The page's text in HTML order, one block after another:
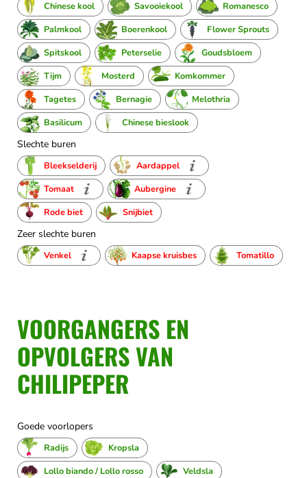
Chinese kool Savooiekool
Romanesco
Palmkool
Boerenkool
Flower Sprouts
Spitskool
Peterselie
Goudsbloem
Tijm
Mosterd
Komkommer
Tagetes
Bernagie
Melothria
Basilicum
Chinese bieslook
Slechte buren
Bleekselderij
Aardappel
Tomaat
Aubergine
Rode biet
Snijbiet
Zeer slechte buren
Venkel Kaapse kruisbes Tomatillo
VOORGANGERS EN
OPVOLGERS VAN
CHILIPEPER
Goede voorlopers
Radijs
Kropsla
Lollo biando / Lollo rosso
Veldsla